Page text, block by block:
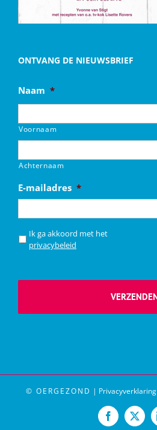
ONTVANG DE NIEUWSBRIEF
Naam *
Voornaam
Achternaam
E-mailadres *
* Ik ga akkoord met het
privacybeleid
© OERGEZOND | Privacyverklaring
Facebook
X